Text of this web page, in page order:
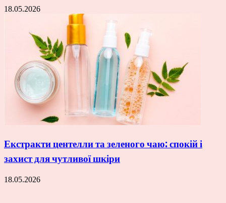
18.05.2026
Екстракти центелли та зеленого чаю: спокій і
захист для чутливої шкіри
18.05.2026